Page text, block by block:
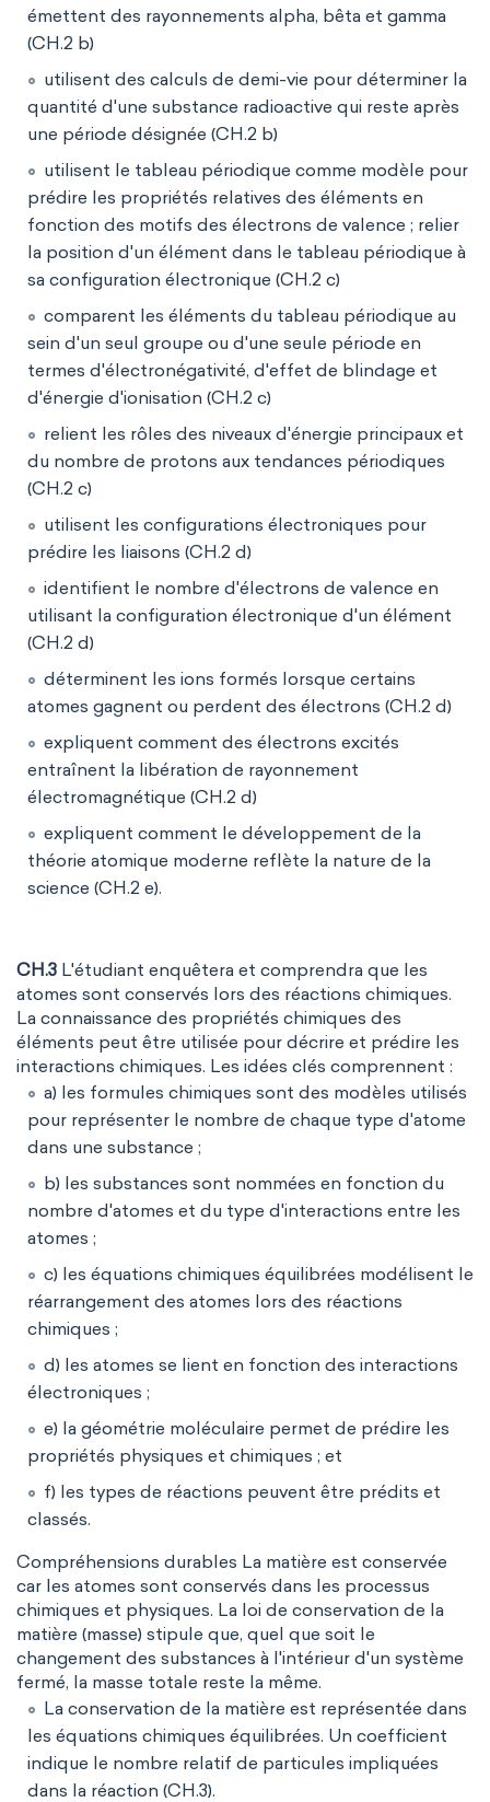
émettent des rayonnements alpha, bêta et gamma
(CH.2 b)
utilisent des calculs de demi-vie pour déterminer la
quantité d'une substance radioactive qui reste après
une période désignée (CH.2 b)
utilisent le tableau périodique comme modèle pour
prédire les propriétés relatives des éléments en
fonction des motifs des électrons de valence ; relier
la position d'un élément dans le tableau périodique à
sa configuration électronique (CH.2 c)
comparent les éléments du tableau périodique au
sein d'un seul groupe ou d'une seule période en
termes d'électronégativité, d'effet de blindage et
d'énergie d'ionisation (CH.2 c)
relient les rôles des niveaux d'énergie principaux et
du nombre de protons aux tendances périodiques
(CH.2 c)
utilisent les configurations électroniques pour
prédire les liaisons (CH.2 d)
identifient le nombre d'électrons de valence en
utilisant la configuration électronique d'un élément
(CH.2 d)
déterminent les ions formés lorsque certains
atomes gagnent ou perdent des électrons (CH.2 d)
expliquent comment des électrons excités
entraînent la libération de rayonnement
électromagnétique (CH.2 d)
expliquent comment le développement de la
théorie atomique moderne reflète la nature de la
science (CH.2 e).
CH.3 L'étudiant enquêtera et comprendra que les
atomes sont conservés lors des réactions chimiques.
La connaissance des propriétés chimiques des
éléments peut être utilisée pour décrire et prédire les
interactions chimiques. Les idées clés comprennent :
a) les formules chimiques sont des modèles utilisés
pour représenter le nombre de chaque type d'atome
dans une substance ;
b) les substances sont nommées en fonction du
nombre d'atomes et du type d'interactions entre les
atomes ;
c) les équations chimiques équilibrées modélisent le
réarrangement des atomes lors des réactions
chimiques ;
d) les atomes se lient en fonction des interactions
électroniques ;
e) la géométrie moléculaire permet de prédire les
propriétés physiques et chimiques ; et
f) les types de réactions peuvent être prédits et
classés.
Compréhensions durables La matière est conservée
car les atomes sont conservés dans les processus
chimiques et physiques. La loi de conservation de la
matière (masse) stipule que, quel que soit le
changement des substances à l'intérieur d'un système
fermé, la masse totale reste la même.
La conservation de la matière est représentée dans
les équations chimiques équilibrées. Un coefficient
indique le nombre relatif de particules impliquées
dans la réaction (CH.3).